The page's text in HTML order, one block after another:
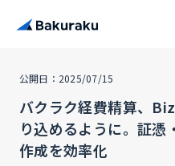
公開日：2025/07/15
バクラク経費精算、
り込めるように。証憑
作成を効率化